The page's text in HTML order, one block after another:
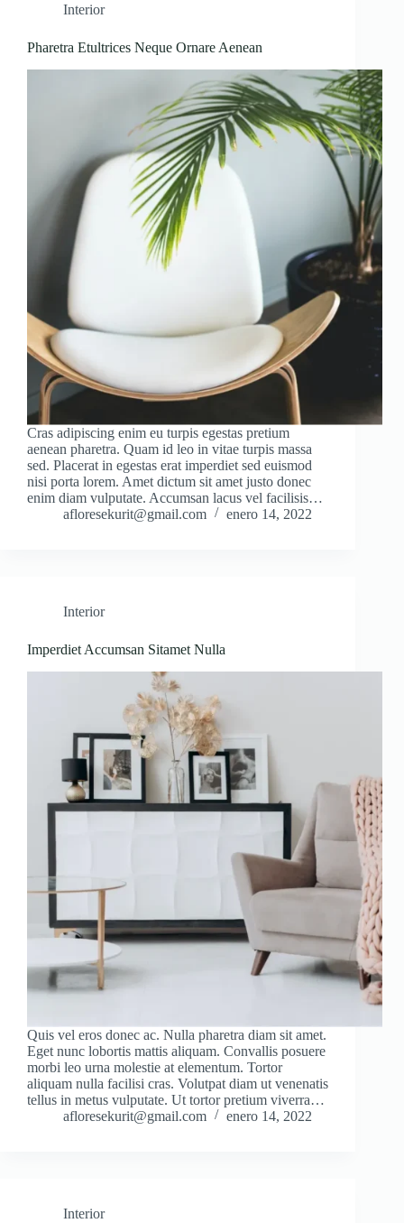
Interior
Pharetra Etultrices Neque Ornare Aenean
Cras adipiscing enim eu turpis egestas pretium
aenean pharetra. Quam id leo in vitae turpis massa
sed. Placerat in egestas erat imperdiet sed euismod
nisi porta lorem. Amet dictum sit amet justo donec
enim diam vulputate. Accumsan lacus vel facilisis…
afloresekurit@gmail.com
enero 14, 2022
Interior
Imperdiet Accumsan Sitamet Nulla
Quis vel eros donec ac. Nulla pharetra diam sit amet.
Eget nunc lobortis mattis aliquam. Convallis posuere
morbi leo urna molestie at elementum. Tortor
aliquam nulla facilisi cras. Volutpat diam ut venenatis
tellus in metus vulputate. Ut tortor pretium viverra…
afloresekurit@gmail.com
enero 14, 2022
Interior